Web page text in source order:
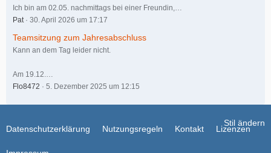
Ich bin am 02.05. nachmittags bei einer Freundin,…
Pat
30. April 2026 um 17:17
Teamsitzung zum Jahresabschluss
Kann an dem Tag leider nicht.
Am 19.12.…
Flo8472
5. Dezember 2025 um 12:15
Stil ändern
Datenschutzerklärung Nutzungsregeln Kontakt Lizenzen